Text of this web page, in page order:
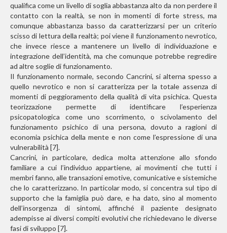
qualifica come un livello di soglia abbastanza alto da non perdere il
contatto con la realtà, se non in momenti di forte stress, ma
comunque abbastanza basso da caratterizzarsi per un criterio
scisso di lettura della realtà; poi viene il funzionamento nevrotico,
che invece riesce a mantenere un livello di individuazione e
integrazione dell’identità, ma che comunque potrebbe regredire
ad altre soglie di funzionamento.
Il funzionamento normale, secondo Cancrini, si alterna spesso a
quello nevrotico e non si caratterizza per la totale assenza di
momenti di peggioramento della qualità di vita psichica. Questa
teorizzazione permette di identificare l’esperienza
psicopatologica come uno scorrimento, o scivolamento del
funzionamento psichico di una persona, dovuto a ragioni di
economia psichica della mente e non come l’espressione di una
vulnerabilità [7].
Cancrini, in particolare, dedica molta attenzione allo sfondo
familiare a cui l’individuo appartiene, ai movimenti che tutti i
membri fanno, alle transazioni emotive, comunicative e sistemiche
che lo caratterizzano. In particolar modo, si concentra sul tipo di
supporto che la famiglia può dare, e ha dato, sino al momento
dell’insorgenza di sintomi, affinché il paziente designato
adempisse ai diversi compiti evolutivi che richiedevano le diverse
fasi di sviluppo [7].